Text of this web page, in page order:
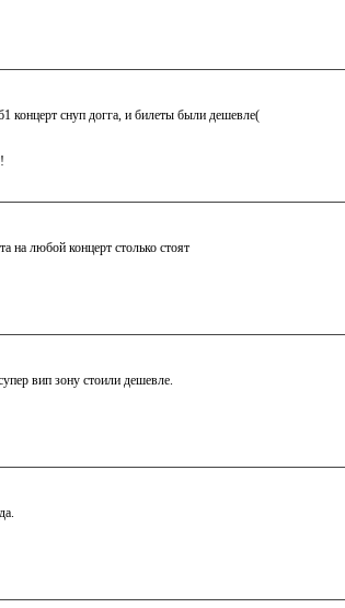
концерт снуп догга, и билеты были дешевле(
на любой концерт столько стоят
вип зону стоили дешевле.